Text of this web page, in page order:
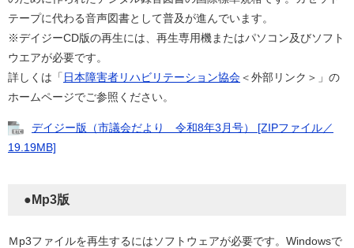
テープに代わる音声図書として普及が進んでいます。
※デイジーCD版の再生には、再生専用機またはパソコン及びソフト
ウエアが必要です。
詳しくは「 日本障害者リハビリテーション協会＜外部リンク＞」の
ホームページでご参照ください。
デイジー版（市議会だより 令和8年3月号） [ZIPファイル／
19.19MB]
●Mp3版
Ｍp3ファイルを再生するにはソフトウェアが必要です。Windowsで